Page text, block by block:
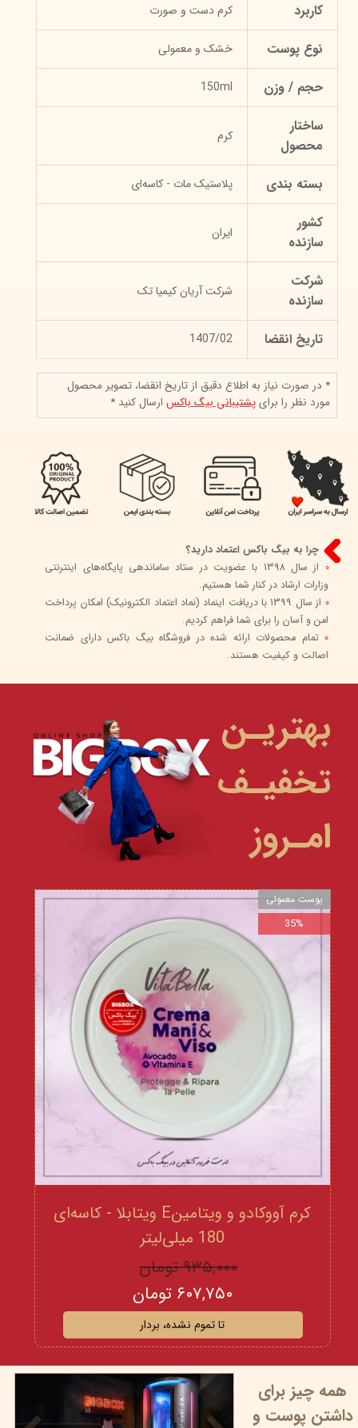
کاربرد کرم دست و صورت
نوع پوست خشک و معمولی
حجم / وزن 150ml
ساختار
محصول
کرم
بسته بندی پلاستیک مات - کاسه‌ای
کشور
سازنده
ایران
شرکت
سازنده
شرکت آریان کیمیا تک
تاریخ انقضا 1407/02
* در صورت نیاز به اطلاع دقیق از تاریخ انقضا، تصویر محصول
مورد نظر را برایپشتیبانی بیگ باکسارسال کنید *
چرا به بیگ باکس اعتماد دارید؟
0
از سال 1398 با عضویت در ستاد ساماندهی پایگاه‌های اینترنتی
وزارات ارشاد در کنار شما هستیم.
0
از سال 1399 با دریافت اینماد (نماد اعتماد الکترونیک) امکان پرداخت
امن و آسان را برای شما فراهم کردیم.
0 تمام محصولات ارائه شده در فروشگاه بیگ باکس دارای ضمانت
اصالت و کیفیت هستند.
بهتریـن
تخفیـف
امـروز
کرم آووکادو و ویتامینE ویتابلا - کاسه‌ای
180 میلی‌لیتر
۹۳۵,۰۰۰ تومان
۶۰۷,۷۵۰ تومان
تا تموم نشده، بردار
پوست معمولی
35%
همه چیز برای
داشتن پوست و